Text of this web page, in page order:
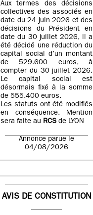
Aux termes des décisions
collectives des associés en
date du 24 juin 2026 et des
décisions du Président en
date du 30 juillet 2026, il a
été décidé une réduction du
capital social d’un montant
de 529.600 euros, à
compter du 30 juillet 2026.
Le capital social est
désormais fixé à la somme
de 555.400 euros.
Les statuts ont été modifiés
en conséquence. Mention
sera faite au RCS de LYON
Annonce parue le
04/08/2026
AVIS DE CONSTITUTION